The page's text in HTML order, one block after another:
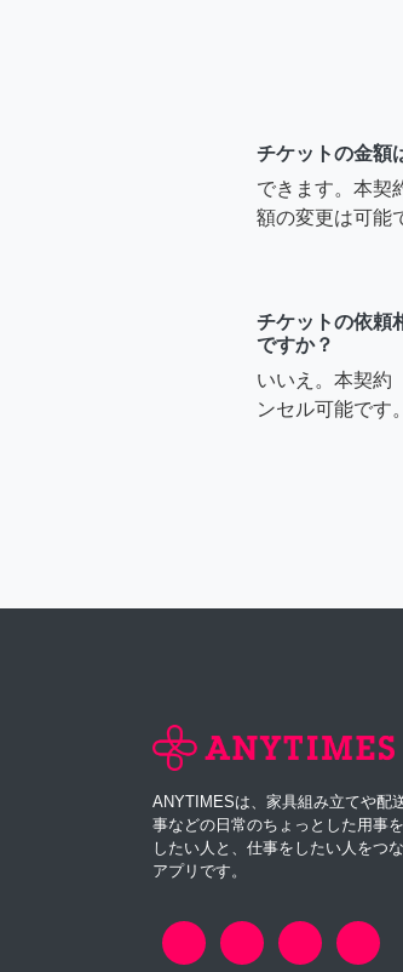
チケットの金額
できます。本契
額の変更は可能
チケットの依頼
ですか？
いいえ。本契約
ンセル可能です。
ANYTIMESは、家具組み立てや配
事などの日常のちょっとした用事
したい人と、仕事をしたい人をつ
アプリです。